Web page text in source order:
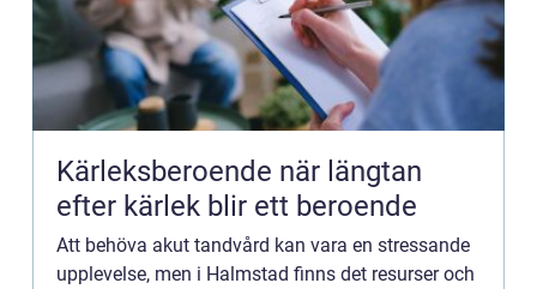
Kärleksberoende när längtan
efter kärlek blir ett beroende
Att behöva akut tandvård kan vara en stressande
upplevelse, men i Halmstad finns det resurser och